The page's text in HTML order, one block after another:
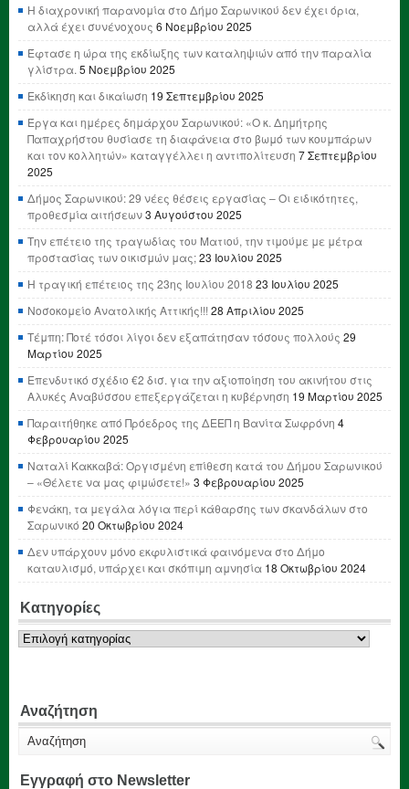
Η διαχρονική παρανομία στο Δήμο Σαρωνικού δεν έχει όρια,
αλλά έχει συνένοχους 6 Νοεμβρίου 2025
Έφτασε η ώρα της εκδίωξης των καταληψιών από την παραλία
γλίστρα. 5 Νοεμβρίου 2025
Εκδίκηση και δικαίωση 19 Σεπτεμβρίου 2025
Έργα και ημέρες δημάρχου Σαρωνικού: «Ο κ. Δημήτρης
Παπαχρήστου θυσίασε τη διαφάνεια στο βωμό των κουμπάρων
και τον κολλητών» καταγγέλλει η αντιπολίτευση 7 Σεπτεμβρίου
2025
Δήμος Σαρωνικού: 29 νέες θέσεις εργασίας – Οι ειδικότητες,
προθεσμία αιτήσεων3 Αυγούστου 2025
Την επέτειο της τραγωδίας του Ματιού, την τιμούμε με μέτρα
προστασίας των οικισμών μας;23 Ιουλίου 2025
Η τραγική επέτειος της 23ης Ιουλίου 2018 23 Ιουλίου 2025
Νοσοκομείο Ανατολικής Αττικής!!! 28 Απριλίου 2025
Τέμπη: Ποτέ τόσοι λίγοι δεν εξαπάτησαν τόσους πολλούς 29
Μαρτίου 2025
Επενδυτικό σχέδιο €2 δισ. για την αξιοποίηση του ακινήτου στις
Αλυκές Αναβύσσου επεξεργάζεται η κυβέρνηση 19 Μαρτίου 2025
Παραιτήθηκε από Πρόεδρος της ΔΕΕΠ η Βανίτα Σωφρόνη 4
Φεβρουαρίου 2025
Ναταλί Κακκαβά: Οργισμένη επίθεση κατά του Δήμου Σαρωνικού
– «Θέλετε να μας φιμώσετε!» 3 Φεβρουαρίου 2025
Φενάκη, τα μεγάλα λόγια περί κάθαρσης των σκανδάλων στο
Σαρωνικό 20 Οκτωβρίου 2024
Δεν υπάρχουν μόνο εκφυλιστικά φαινόμενα στο Δήμο
καταυλισμό, υπάρχει και σκόπιμη αμνησία 18 Οκτωβρίου 2024
Κατηγορίες
Κατηγορίες
Αναζήτηση
Εγγραφή στο Newsletter